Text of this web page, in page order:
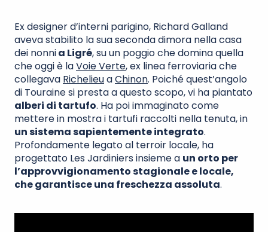
Ex designer d’interni parigino, Richard Galland
aveva stabilito la sua seconda dimora nella casa
dei nonnia Ligré, su un poggio che domina quella
che oggi è laVoie Verte, ex linea ferroviaria che
collegava RichelieuaChinon. Poiché quest’angolo
di Touraine si presta a questo scopo, vi ha piantato
alberi di tartufo. Ha poi immaginato come
mettere in mostra i tartufi raccolti nella tenuta, in
un sistema sapientemente integrato.
Profondamente legato al terroir locale, ha
progettato Les Jardiniers insieme a un orto per
l’approvvigionamento stagionale e locale,
che garantisce una freschezza assoluta.